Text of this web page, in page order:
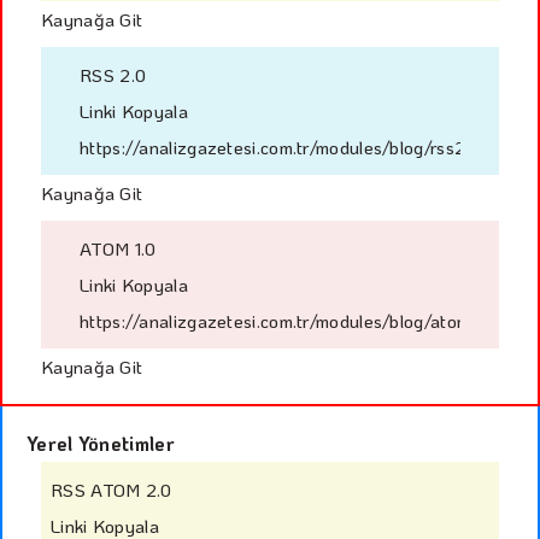
Kaynağa Git
RSS 2.0
Linki Kopyala
https://analizgazetesi.com.tr/modules/blog/
Kaynağa Git
ATOM 1.0
Linki Kopyala
https://analizgazetesi.com.tr/modules/blog/
Kaynağa Git
Yerel Yönetimler
RSS ATOM 2.0
Linki Kopyala